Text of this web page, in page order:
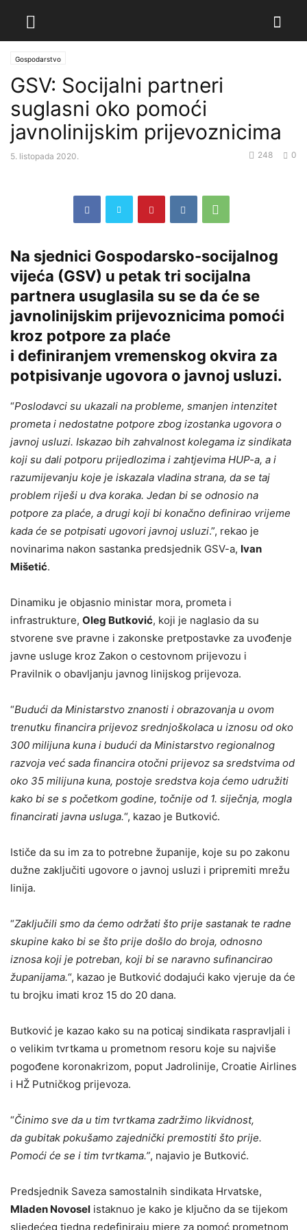
Gospodarstvo
GSV: Socijalni partneri
suglasni oko pomoći
javnolinijskim prijevoznicima
5. listopada 2020. 0
248
Na sjednici Gospodarsko-socijalnog
vijeća (GSV) u petak tri socijalna
partnera usuglasila su se da će se
javnolinijskim prijevoznicima pomoći
kroz potpore za plaće
i definiranjem vremenskog okvira za
potpisivanje ugovora o javnoj usluzi.
“Poslodavci su ukazali na probleme, smanjen intenzitet
prometa i nedostatne potpore zbog izostanka ugovora o
javnoj usluzi. Iskazao bih zahvalnost kolegama iz sindikata
koji su dali potporu prijedlozima i zahtjevima HUP-a, a i
razumijevanju koje je iskazala vladina strana, da se taj
problem riješi u dva koraka. Jedan bi se odnosio na
potpore za plaće, a drugi koji bi konačno definirao vrijeme
kada će se potpisati ugovori javnoj usluzi.”, rekao je
novinarima nakon sastanka predsjednik GSV-a, Ivan
Mišetić.
Dinamiku je objasnio ministar mora, prometa i
infrastrukture, Oleg Butković, koji je naglasio da su
stvorene sve pravne i zakonske pretpostavke za uvođenje
javne usluge kroz Zakon o cestovnom prijevozu i
Pravilnik o obavljanju javnog linijskog prijevoza.
“Budući da Ministarstvo znanosti i obrazovanja u ovom
trenutku financira prijevoz srednjoškolaca u iznosu od oko
300 milijuna kuna i budući da Ministarstvo regionalnog
razvoja već sada financira otočni prijevoz sa sredstvima od
oko 35 milijuna kuna, postoje sredstva koja ćemo udružiti
kako bi se s početkom godine, točnije od 1. siječnja, mogla
financirati javna usluga.“, kazao je Butković.
Ističe da su im za to potrebne županije, koje su po zakonu
dužne zaključiti ugovore o javnoj usluzi i pripremiti mrežu
linija.
“Zaključili smo da ćemo održati što prije sastanak te radne
skupine kako bi se što prije došlo do broja, odnosno
iznosa koji je potreban, koji bi se naravno sufinancirao
županijama.“, kazao je Butković dodajući kako vjeruje da će
tu brojku imati kroz 15 do 20 dana.
Butković je kazao kako su na poticaj sindikata raspravljali i
o velikim tvrtkama u prometnom resoru koje su najviše
pogođene koronakrizom, poput Jadrolinije, Croatie Airlines
i HŽ Putničkog prijevoza.
“Činimo sve da u tim tvrtkama zadržimo likvidnost,
da gubitak pokušamo zajednički premostiti što prije.
Pomoći će se i tim tvrtkama.”, najavio je Butković.
Predsjednik Saveza samostalnih sindikata Hrvatske,
Mladen Novosel istaknuo je kako je ključno da se tijekom
sljedećeg tjedna redefiniraju mjere za pomoć prometnom